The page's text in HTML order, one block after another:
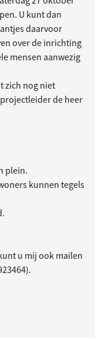
U kunt dan
daarvoor
over de inrichting
mensen aanwezig
zich nog niet
de heer
kunnen tegels
u mij ook mailen